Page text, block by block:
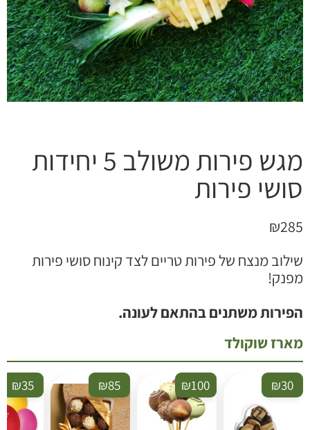
מגש פירות משולב 5 יחידות
פירות
₪
מנצח של פירות טריים לצד קינוח סושי פירות
משתנים בהתאם לעונה.
שוקולד
₪30
₪100
₪85
₪35